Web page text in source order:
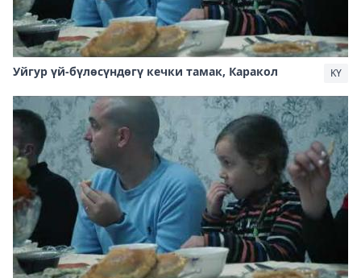
Уйгур үй-бүлөсүндөгү кечки тамак, Каракол KY